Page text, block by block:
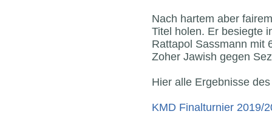
Nach hartem aber
Titel holen. Er besiegte
Rattapol Sassmann mit
Zoher Jawish gegen
Hier alle Ergebnisse
KMD Finalturnier 2019/